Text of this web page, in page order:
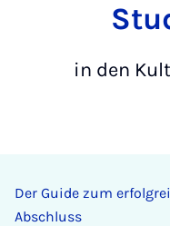
in den
Der Guide zum
Abschluss